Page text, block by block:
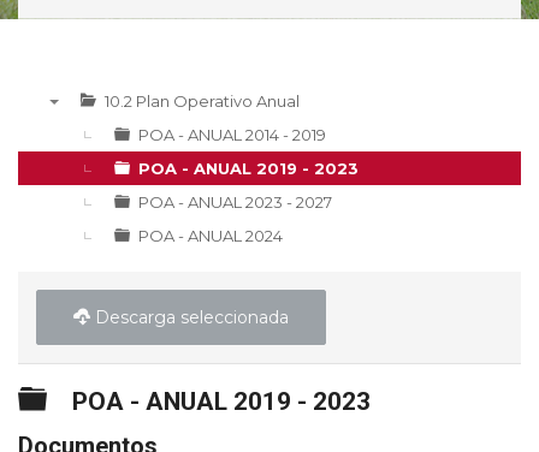
10.2 Plan Operativo Anual
POA - ANUAL 2014 - 2019
POA - ANUAL 2019 - 2023
POA - ANUAL 2023 - 2027
POA - ANUAL 2024
Descarga seleccionada
Carpeta
POA - ANUAL 2019 - 2023
Documentos